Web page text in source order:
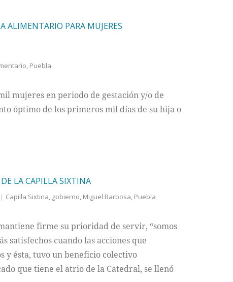
ALIMENTARIO PARA MUJERES
, Puebla
mujeres en periodo de gestación y/o de
óptimo de los primeros mil días de su hija o
LA CAPILLA SIXTINA
Capilla Sixtina, gobierno, Miguel Barbosa, Puebla
firme su prioridad de servir, “somos
satisfechos cuando las acciones que
y ésta, tuvo un beneficio colectivo
que tiene el atrio de la Catedral, se llenó